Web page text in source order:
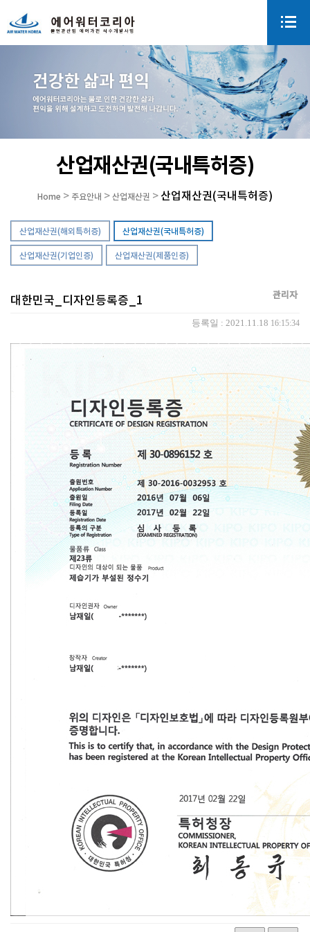
산업재산권(국내특허증)
Home > 주요안내 > 산업재산권 > 산업재산권(국내특허증)
산업재산권(해외특허증) 산업재산권(국내특허증)
산업재산권(기업인증) 산업재산권(제품인증)
대한민국_디자인등록증_1 관리자
등록일 : 2021.11.18 16:15:34